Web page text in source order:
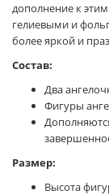
дополнение к
гелиевыми и
более яркой и
Состав:
Два
Фигуры
Размер:
Высота